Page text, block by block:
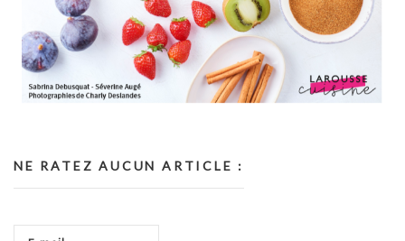
NE RATEZ AUCUN ARTICLE :